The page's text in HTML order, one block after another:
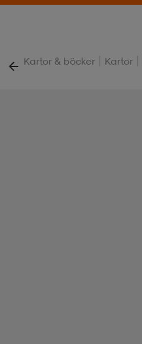
Kartor & böcker | Kartor |